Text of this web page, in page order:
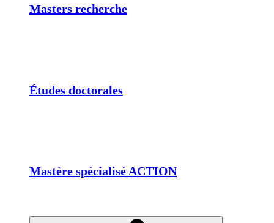
Masters recherche
Études doctorales
Mastère spécialisé ACTION